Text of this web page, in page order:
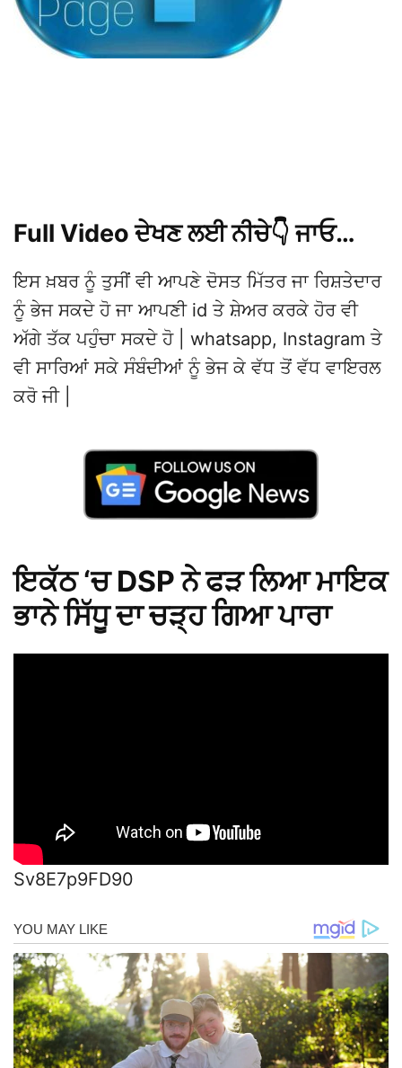
Full Video ਦੇਖਣ ਲਈ ਨੀਚੇ👇 ਜਾਓ…
ਇਸ ਖ਼ਬਰ ਨੂੰ ਤੁਸੀਂ ਵੀ ਆਪਣੇ ਦੋਸਤ ਮਿੱਤਰ ਜਾ ਰਿਸ਼ਤੇਦਾਰ
ਨੂੰ ਭੇਜ ਸਕਦੇ ਹੋ ਜਾ ਆਪਣੀ id ਤੇ ਸ਼ੇਅਰ ਕਰਕੇ ਹੋਰ ਵੀ
ਅੱਗੇ ਤੱਕ ਪਹੁੰਚਾ ਸਕਦੇ ਹੋ | whatsapp, Instagram ਤੇ
ਵੀ ਸਾਰਿਆਂ ਸਕੇ ਸੰਬੰਦੀਆਂ ਨੂੰ ਭੇਜ ਕੇ ਵੱਧ ਤੋਂ ਵੱਧ ਵਾਇਰਲ
ਕਰੋ ਜੀ |
ਇਕੱਠ ‘ਚ DSP ਨੇ ਫੜ ਲਿਆ ਮਾਇਕ
ਭਾਨੇ ਸਿੱਧੂ ਦਾ ਚੜ੍ਹ ਗਿਆ ਪਾਰਾ
Sv8E7p9FD90